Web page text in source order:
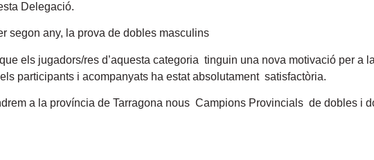
Delegació.
segon any, la prova de dobles masculins
els jugadors/res d’aquesta categoria tinguin una nova motivació per a
participants i acompanyats ha estat absolutament satisfactòria.
a la província de Tarragona nous Campions Provincials de dobles i